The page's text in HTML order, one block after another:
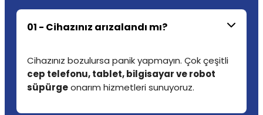
01 - Cihazınız arızalandı mı?
Cihazınız bozulursa panik yapmayın. Çok çeşitli
cep telefonu, tablet, bilgisayar ve robot
süpürgeonarım hizmetleri sunuyoruz.